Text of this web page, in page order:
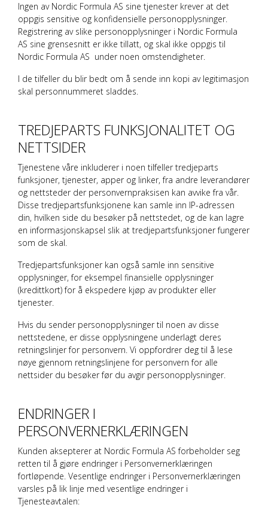
Ingen av Nordic Formula AS sine tjenester krever at det
oppgis sensitive og konfidensielle personopplysninger.
Registrering av slike personopplysninger i Nordic Formula
AS sine grensesnitt er ikke tillatt, og skal ikke oppgis til
Nordic Formula AS under noen omstendigheter.
I de tilfeller du blir bedt om å sende inn kopi av legitimasjon
skal personnummeret sladdes.
TREDJEPARTS FUNKSJONALITET OG
NETTSIDER
Tjenestene våre inkluderer i noen tilfeller tredjeparts
funksjoner, tjenester, apper og linker, fra andre leverandører
og nettsteder der personvernpraksisen kan avvike fra vår.
Disse tredjepartsfunksjonene kan samle inn IP-adressen
din, hvilken side du besøker på nettstedet, og de kan lagre
en informasjonskapsel slik at tredjepartsfunksjoner fungerer
som de skal.
Tredjepartsfunksjoner kan også samle inn sensitive
opplysninger, for eksempel finansielle opplysninger
(kredittkort) for å ekspedere kjøp av produkter eller
tjenester.
Hvis du sender personopplysninger til noen av disse
nettstedene, er disse opplysningene underlagt deres
retningslinjer for personvern. Vi oppfordrer deg til å lese
nøye gjennom retningslinjene for personvern for alle
nettsider du besøker før du avgir personopplysninger.
ENDRINGER I
PERSONVERNERKLÆRINGEN
Kunden aksepterer at Nordic Formula AS forbeholder seg
retten til å gjøre endringer i Personvernerklæringen
fortløpende. Vesentlige endringer i Personvernerklæringen
varsles på lik linje med vesentlige endringer i
Tjenesteavtalen: